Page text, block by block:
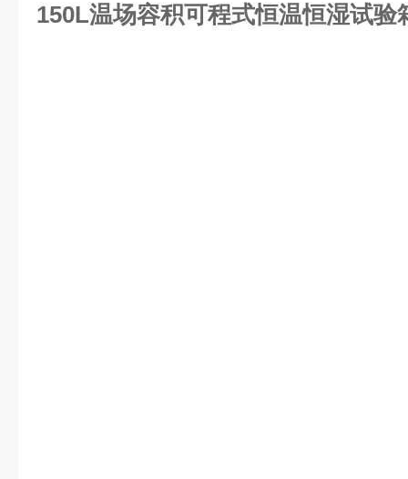
150L温场容积可程式恒温恒湿试验